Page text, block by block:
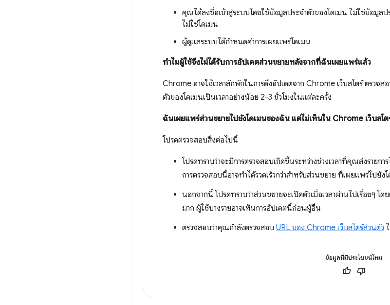
คุณได้ลงชื่อเข้าสู่ระบบโดยใช้ข้อมูลประจำตัวของโดเมน ไม่ใช่ข้อมูล
ไม่ใช่โดเมน
ผู้ดูแลระบบได้กำหนดค่าการเผยแพร่โดเมน
ทำไมผู้ใช้จึงไม่ได้รับการอัปเดตส่วนขยายหลังจากที่ฉันเผยแพร่แล้ว
Chrome อาจใช้เวลาสักพักในการดึงอัปเดตจาก Chrome เว็บสโตร์ ตรวจ
ตัวของโดเมนเป็นเวลาอย่างน้อย 2-3 ชั่วโมงในแต่ละครั้ง
ฉันเผยแพร่ส่วนขยายไปยังโดเมนของฉัน แต่ไม่เห็นใน Chrome เว็บสโต
โปรดตรวจสอบสิ่งต่อไปนี้
โปรดทราบว่าจะมีการตรวจสอบเกิดขึ้นระหว่างช่วงเวลาที่คุณส่งรายก
การตรวจสอบนี้อาจทำได้รวดเร็วกว่าสำหรับส่วนขยาย ที่เผยแพร่ไปยัง
นอกจากนี้ โปรดทราบว่าส่วนขยายจะเปิดตัวเมื่อเวลาผ่านไปเรื่อยๆ
มาก ผู้ใช้บางรายอาจเห็นการอัปเดตนี้ก่อนผู้อื่น
ตรวจสอบว่าคุณกำลังตรวจสอบ URL ของ Chrome เว็บสโตร์ส่วนตัว
ข้อมูลนี้มีประโยชน์ไหม